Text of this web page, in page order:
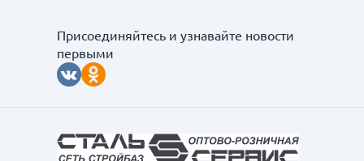
Присоединяйтесь и узнавайте новости
первыми